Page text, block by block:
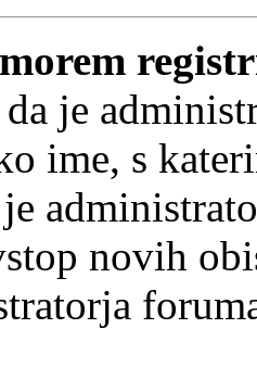
je
ime, s
novih